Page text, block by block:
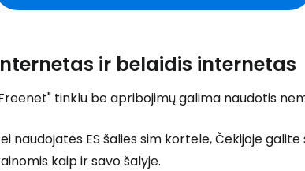
ir belaidis internetas
tinklu be apribojimų galima naudotis
naudojatės ES šalies sim kortele, Čekijoje
kaip ir savo šalyje.
... pasaulinė kelionių